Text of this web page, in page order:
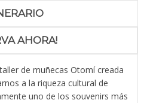
AHORA!
de muñecas Otomí creada
a la riqueza cultural de
uno de los souvenirs más